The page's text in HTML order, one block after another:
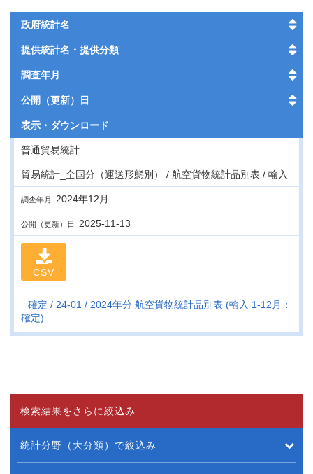
政府統計名
提供統計名・提供分類
調査年月
公開（更新）日
表示・ ダウンロード
普通貿易統計
貿易統計_全国分（運送形態別） / 航空貨物統計品別表 / 輸入
調査年月 2024年12月
公開（更新）日 2025-11-13
CSV
確定 24-01
2024年分 航空貨物統計品別表 (輸入 1-12月：
確定)
検索結果をさらに絞込み
統計分野（大分類）で絞込み